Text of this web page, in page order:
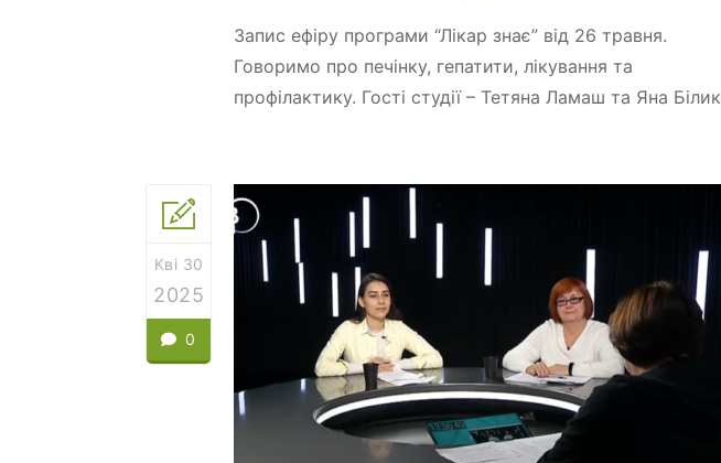
Запис ефіру програми “Лікар знає” від 26 травня.
Говоримо про печінку, гепатити, лікування та
профілактику. Гості студії – Тетяна Ламаш та Яна Білик
Кві 30
2025
0